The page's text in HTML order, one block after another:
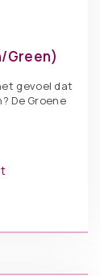
Green)
gevoel dat
De Groene